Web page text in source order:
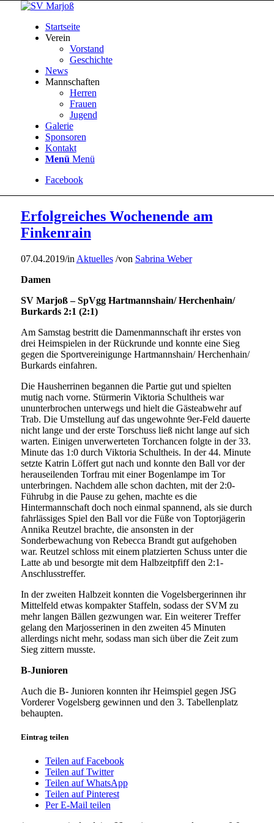
Startseite
Verein
Vorstand
Geschichte
News
Mannschaften
Herren
Frauen
Jugend
Galerie
Sponsoren
Kontakt
Menü Menü
Facebook
Erfolgreiches Wochenende am
Finkenrain
07.04.2019/in Aktuelles /von Sabrina Weber
Damen
SV Marjoß – SpVgg Hartmannshain/ Herchenhain/
Burkards 2:1 (2:1)
Am Samstag bestritt die Damenmannschaft ihr erstes von
drei Heimspielen in der Rückrunde und konnte eine Sieg
gegen die Sportvereinigunge Hartmannshain/ Herchenhain/
Burkards einfahren.
Die Hausherrinen begannen die Partie gut und spielten
mutig nach vorne. Stürmerin Viktoria Schultheis war
ununterbrochen unterwegs und hielt die Gästeabwehr auf
Trab. Die Umstellung auf das ungewohnte 9er-Feld dauerte
nicht lange und der erste Torschuss ließ nicht lange auf sich
warten. Einigen unverwerteten Torchancen folgte in der 33.
Minute das 1:0 durch Viktoria Schultheis. In der 44. Minute
setzte Katrin Löffert gut nach und konnte den Ball vor der
herauseilenden Torfrau mit einer Bogenlampe im Tor
unterbringen. Nachdem alle schon dachten, mit der 2:0-
Führubg in die Pause zu gehen, machte es die
Hintermannschaft doch noch einmal spannend, als sie durch
fahrlässiges Spiel den Ball vor die Füße von Toptorjägerin
Annika Reutzel brachte, die ansonsten in der
Sonderbewachung von Rebecca Brandt gut aufgehoben
war. Reutzel schloss mit einem platzierten Schuss unter die
Latte ab und besorgte mit dem Halbzeitpfiff den 2:1-
Anschlusstreffer.
In der zweiten Halbzeit konnten die Vogelsbergerinnen ihr
Mittelfeld etwas kompakter Staffeln, sodass der SVM zu
mehr langen Bällen gezwungen war. Ein weiterer Treffer
gelang den Marjosserinen in den zweiten 45 Minuten
allerdings nicht mehr, sodass man sich über die Zeit zum
Sieg zittern musste.
B-Junioren
Auch die B- Junioren konnten ihr Heimspiel gegen JSG
Vorderer Vogelsberg gewinnen und den 3. Tabellenplatz
behaupten.
Eintrag teilen
Teilen auf Facebook
Teilen auf Twitter
Teilen auf WhatsApp
Teilen auf Pinterest
Per E-Mail teilen